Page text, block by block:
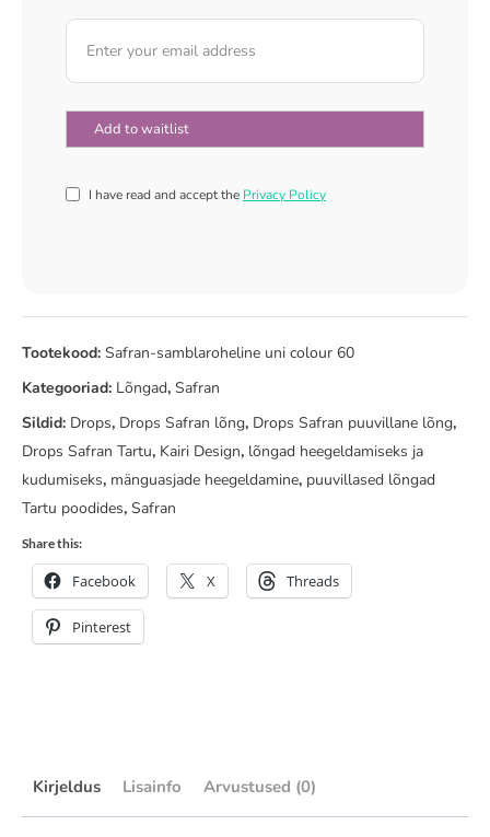
I have read and accept the Privacy Policy
Tootekood: Safran-samblaroheline uni colour 60
Kategooriad: Lõngad, Safran
Sildid: Drops, Drops Safran lõng, Drops Safran puuvillane lõng,
Drops Safran Tartu, Kairi Design, lõngad heegeldamiseks ja
kudumiseks, mänguasjade heegeldamine, puuvillased lõngad
Tartu poodides, Safran
Share this:
Facebook X Threads
Pinterest
Kirjeldus Lisainfo Arvustused (0)